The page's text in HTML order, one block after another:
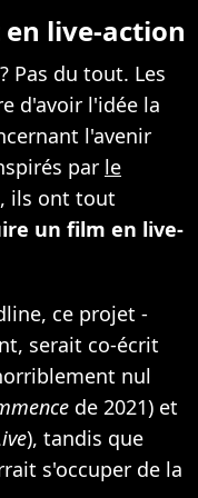
live-action
Pas du tout. Les
d'avoir l'idée la
l'avenir
par le
, ils ont tout
un film en live-
ce projet -
serait co-écrit
nul
de 2021) et
), tandis que
s'occuper de la